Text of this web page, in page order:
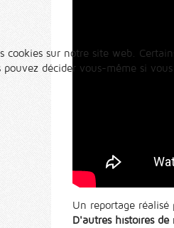
Un reportage réalisé
D'autres histoires de
cookies sur notre site web.
pouvez décider vous-même si